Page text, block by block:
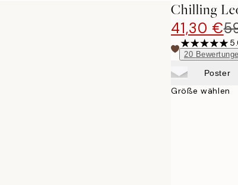
Chilling
41,30 €
20
Poster
Größe wählen